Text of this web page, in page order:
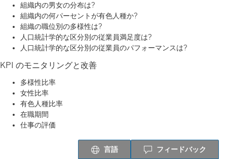
組織内の男女の分布は?
組織内の何パーセントが有色人種か?
組織の職位別の多様性は?
人口統計学的な区分別の従業員満足度は?
人口統計学的な区分別の従業員のパフォーマンスは?
KPI のモニタリングと改善
多様性比率
女性比率
有色人種比率
在職期間
仕事の評価
言語 フィードバック